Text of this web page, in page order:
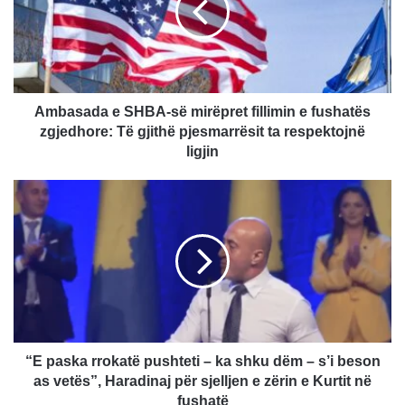
mirëpret
fillimin
e
fushatës
zgjedhore:
respektojnë
ligjin
Ambasada e SHBA-së mirëpret fillimin e fushatës
zgjedhore: Të gjithë pjesmarrësit ta respektojnë
ligjin
“E
paska
rrokatë
pushteti
–
shku
–
beson
“E paska rrokatë pushteti – ka shku dëm – s’i beson
as vetës”, Haradinaj për sjelljen e zërin e Kurtit në
fushatë